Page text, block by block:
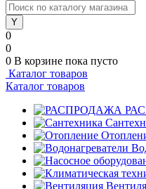
0
0
0 В корзине пока пусто
Каталог товаров
Каталог товаров